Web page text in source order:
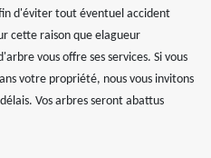
d'éviter tout éventuel accident
cette raison que elagueur
vous offre ses services. Si vous
votre propriété, nous vous invitons
Vos arbres seront abattus